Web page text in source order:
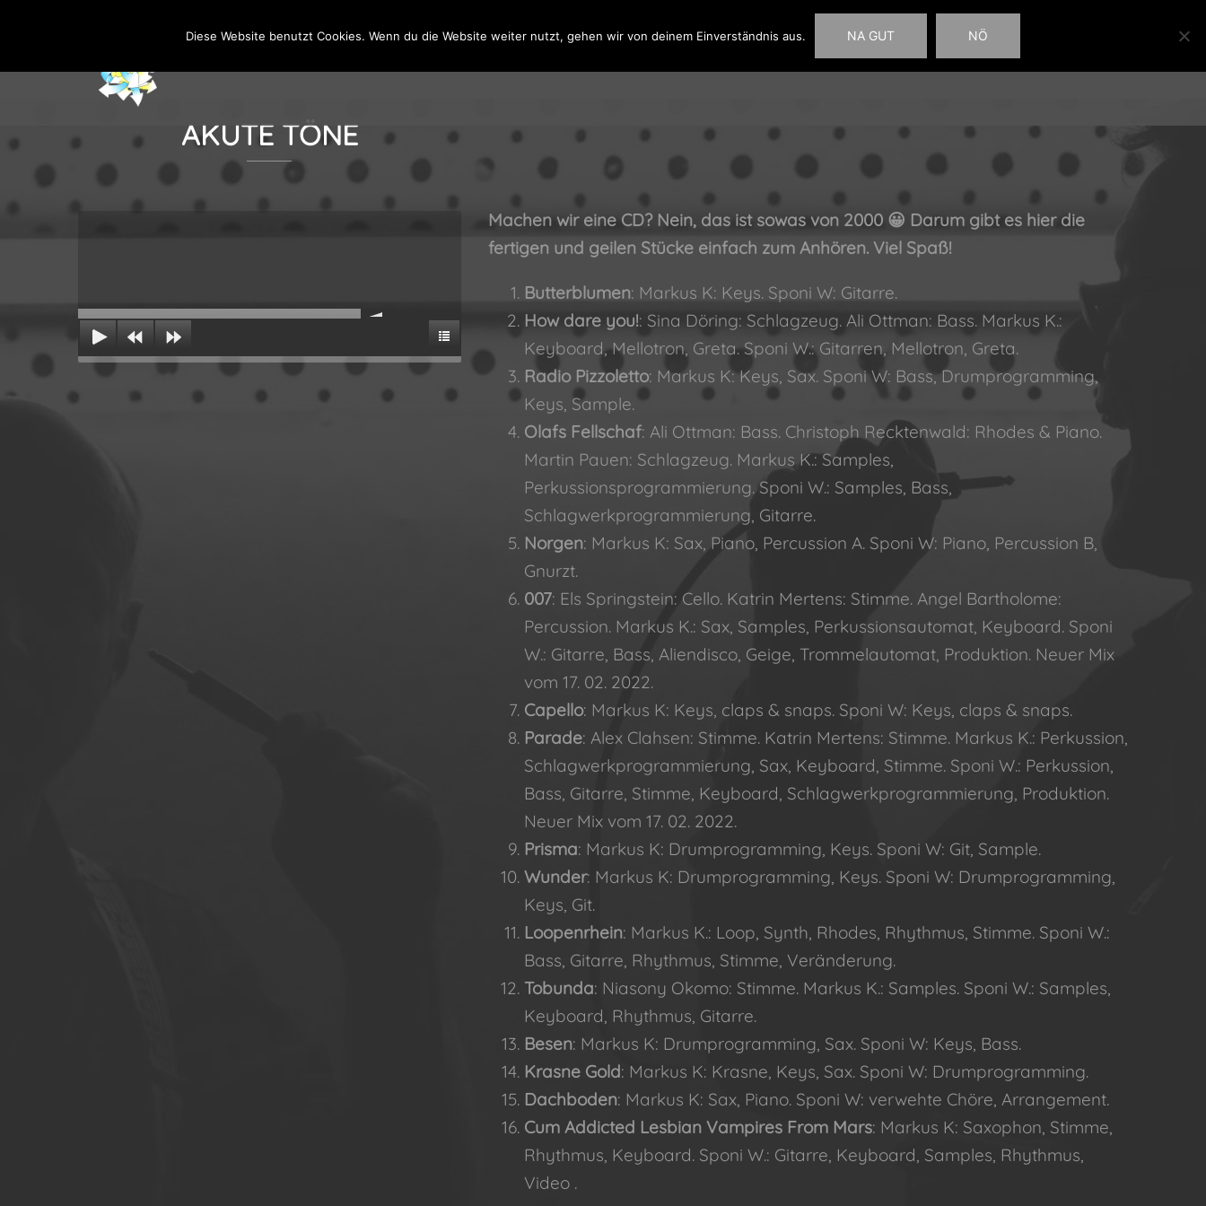
springen
BILDER VIDEOS KONTAKT BUCH DER GÄSTE
AKUTE TÖNE
Machen wir eine CD? Nein, das ist sowas von 2000 😀 Darum gibt es hier die
fertigen und geilen Stücke einfach zum Anhören. Viel Spaß!
Butterblumen: Markus K: Keys. Sponi W: Gitarre.
How dare you!: Sina Döring: Schlagzeug. Ali Ottman: Bass. Markus K.:
Keyboard, Mellotron, Greta. Sponi W.: Gitarren, Mellotron, Greta.
Radio Pizzoletto: Markus K: Keys, Sax. Sponi W: Bass, Drumprogramming,
Keys, Sample.
Olafs Fellschaf: Ali Ottman: Bass. Christoph Recktenwald: Rhodes & Piano.
Martin Pauen: Schlagzeug. Markus K.: Samples,
Perkussionsprogrammierung. Sponi W.: Samples, Bass,
Schlagwerkprogrammierung, Gitarre.
Norgen: Markus K: Sax, Piano, Percussion A. Sponi W: Piano, Percussion B,
Gnurzt.
007: Els Springstein: Cello. Katrin Mertens: Stimme. Angel Bartholome:
Percussion. Markus K.: Sax, Samples, Perkussionsautomat, Keyboard. Sponi
W.: Gitarre, Bass, Aliendisco, Geige, Trommelautomat, Produktion. Neuer Mix
vom 17. 02. 2022.
Capello: Markus K: Keys, claps & snaps. Sponi W: Keys, claps & snaps.
Parade: Alex Clahsen: Stimme. Katrin Mertens: Stimme. Markus K.: Perkussion,
Schlagwerkprogrammierung, Sax, Keyboard, Stimme. Sponi W.: Perkussion,
Bass, Gitarre, Stimme, Keyboard, Schlagwerkprogrammierung, Produktion.
Neuer Mix vom 17. 02. 2022.
Prisma: Markus K: Drumprogramming, Keys. Sponi W: Git, Sample.
Wunder: Markus K: Drumprogramming, Keys. Sponi W: Drumprogramming,
Keys, Git.
Loopenrhein: Markus K.: Loop, Synth, Rhodes, Rhythmus, Stimme. Sponi W.:
Bass, Gitarre, Rhythmus, Stimme, Veränderung.
Tobunda: Niasony Okomo: Stimme. Markus K.: Samples. Sponi W.: Samples,
Keyboard, Rhythmus, Gitarre.
Besen: Markus K: Drumprogramming, Sax. Sponi W: Keys, Bass.
Krasne Gold: Markus K: Krasne, Keys, Sax. Sponi W: Drumprogramming.
Dachboden: Markus K: Sax, Piano. Sponi W: verwehte Chöre, Arrangement.
Cum Addicted Lesbian Vampires From Mars: Markus K: Saxophon, Stimme,
Rhythmus, Keyboard. Sponi W.: Gitarre, Keyboard, Samples, Rhythmus,
Video.
Diese Website benutzt Cookies. Wenn du die Website weiter nutzt, gehen wir von deinem Einverständnis aus. NA GUT NÖ